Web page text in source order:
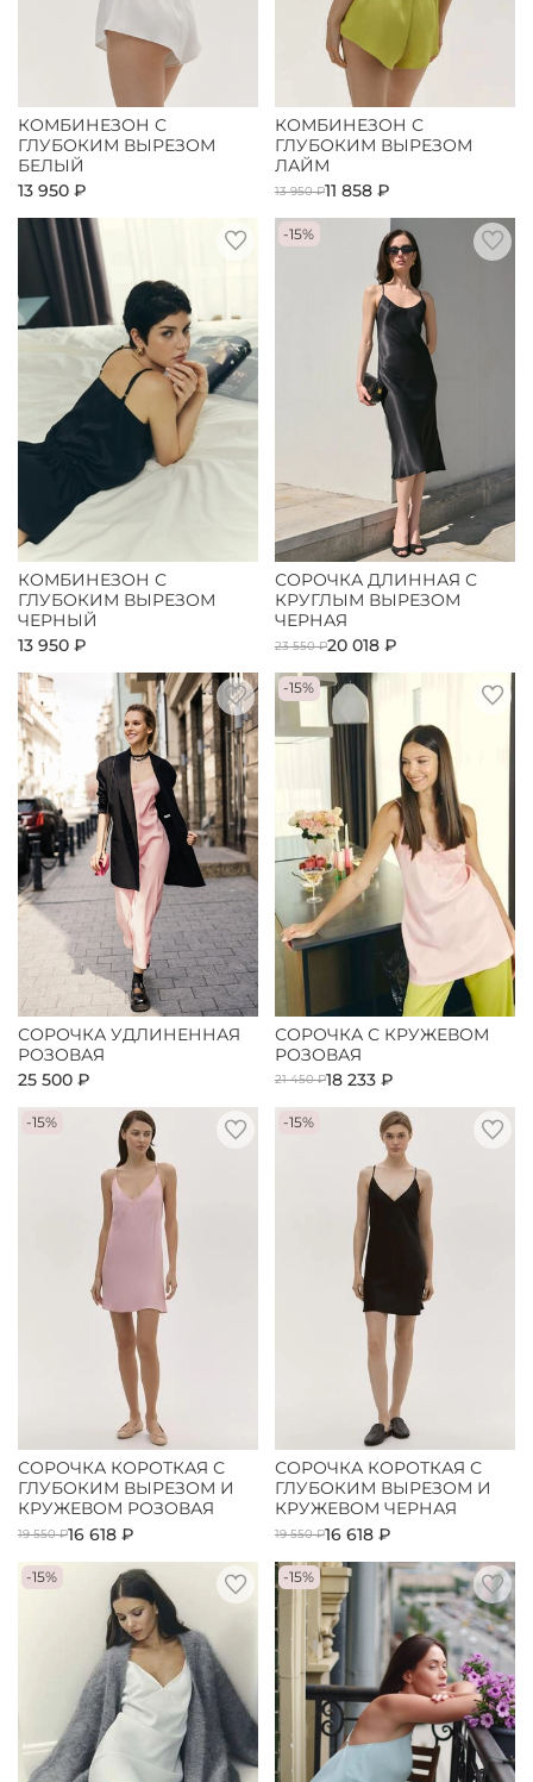
КОМБИНЕЗОН С
ГЛУБОКИМ ВЫРЕЗОМ
БЕЛЫЙ
13 950 ₽
КОМБИНЕЗОН С
ГЛУБОКИМ ВЫРЕЗОМ
ЛАЙМ
13 950 ₽11 858 ₽
КОМБИНЕЗОН С
ГЛУБОКИМ ВЫРЕЗОМ
ЧЕРНЫЙ
13 950 ₽
-15%
СОРОЧКА ДЛИННАЯ С
КРУГЛЫМ ВЫРЕЗОМ
ЧЕРНАЯ
23 550 ₽20 018 ₽
СОРОЧКА УДЛИНЕННАЯ
РОЗОВАЯ
25 500 ₽
-15%
СОРОЧКА С КРУЖЕВОМ
РОЗОВАЯ
21 450 ₽18 233 ₽
-15%
СОРОЧКА КОРОТКАЯ С
ГЛУБОКИМ ВЫРЕЗОМ И
КРУЖЕВОМ РОЗОВАЯ
19 550 ₽16 618 ₽
-15%
СОРОЧКА КОРОТКАЯ С
ГЛУБОКИМ ВЫРЕЗОМ И
КРУЖЕВОМ ЧЕРНАЯ
19 550 ₽16 618 ₽
-15% -15%